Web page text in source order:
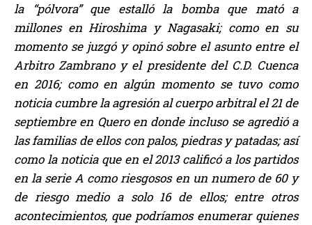
la “pólvora” que estalló la bomba que mató a
millones en Hiroshima y Nagasaki; como en su
momento se juzgó y opinó sobre el asunto entre el
Arbitro Zambrano y el presidente del C.D. Cuenca
en 2016; como en algún momento se tuvo como
noticia cumbre la agresión al cuerpo arbitral el 21 de
septiembre en Quero en donde incluso se agredió a
las familias de ellos con palos, piedras y patadas; así
como la noticia que en el 2013 calificó a los partidos
en la serie A como riesgosos en un numero de 60 y
de riesgo medio a solo 16 de ellos; entre otros
acontecimientos, que podríamos enumerar quienes